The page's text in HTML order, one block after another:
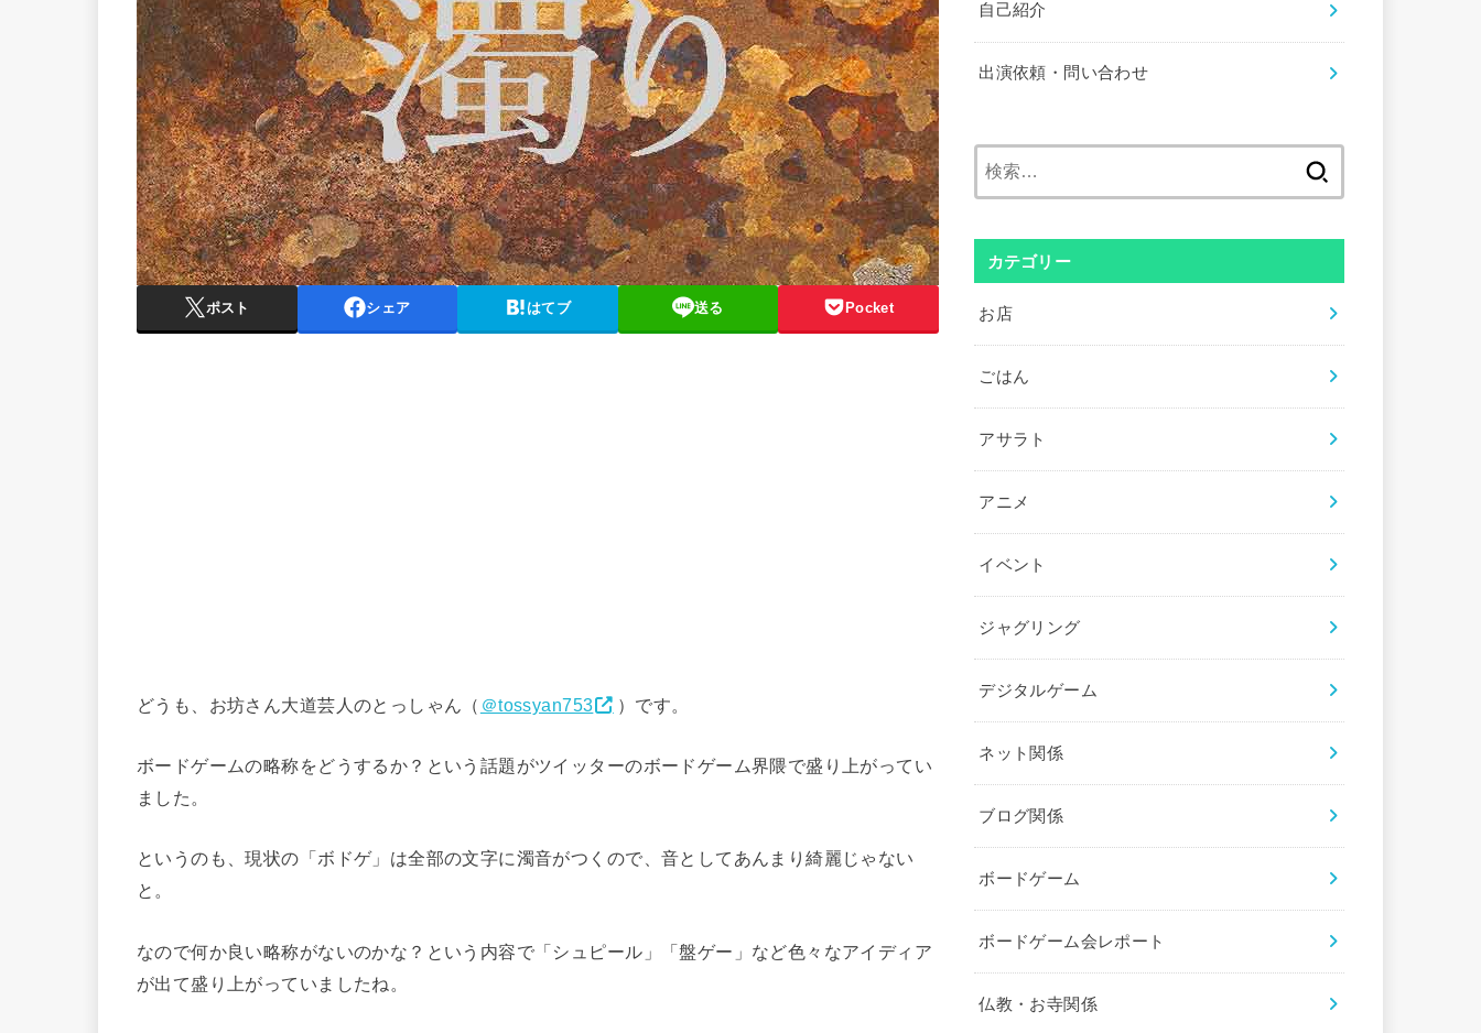
ポスト シェア はてブ 送る Pocket
どうも、お坊さん大道芸人のとっしゃん（ ＠tossyan753 ）です。
ボードゲームの略称をどうするか？という話題がツイッターのボードゲーム界隈で盛り上がってい
ました。
というのも、現状の「ボドゲ」は全部の文字に濁音がつくので、音としてあんまり綺麗じゃない
と。
なので何か良い略称がないのかな？という内容で「シュピール」「盤ゲー」など色々なアイディア
が出て盛り上がっていましたね。
自己紹介
出演依頼・問い合わせ
カテゴリー
お店
ごはん
アサラト
アニメ
イベント
ジャグリング
デジタルゲーム
ネット関係
ブログ関係
ボードゲーム
ボードゲーム会レポート
仏教・お寺関係